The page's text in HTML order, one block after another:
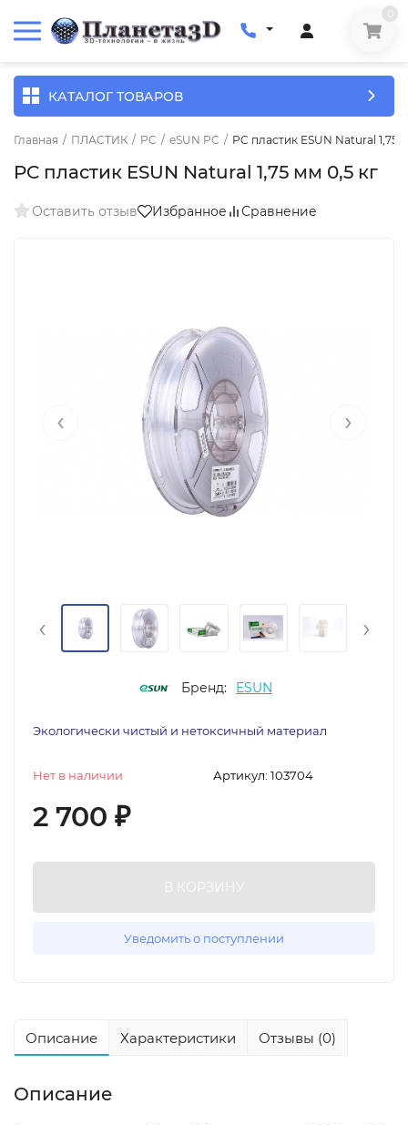
КАТАЛОГ ТОВАРОВ
Главная / ПЛАСТИК / PC / eSUN PC / PC пластик ESUN Natural 1,75
PC пластик ESUN Natural 1,75 мм 0,5 кг
Оставить отзыв Избранное Сравнение
‹ ›
‹ ›
Бренд: ESUN
Экологически чистый и нетоксичный материал
Артикул: 103704
Нет в наличии
2 700 ₽
В КОРЗИНУ
Уведомить о поступлении
Описание Характеристики Отзывы (0)
Описание